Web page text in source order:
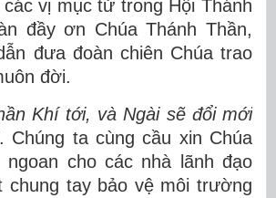
vị mục tử trong Hội Thánh
đầy ơn Chúa Thánh Thần,
đưa đoàn chiên Chúa trao
đời.
Khí tới, và Ngài sẽ đổi mới
Chúng ta cùng cầu xin Chúa
ngoan cho các nhà lãnh đạo
chung tay bảo vệ môi trường